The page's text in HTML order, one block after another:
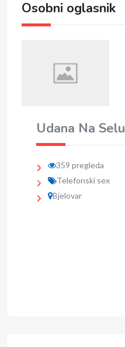
Osobni oglasnik
Udana Na Selu
359 pregleda
Telefonski sex
Bjelovar